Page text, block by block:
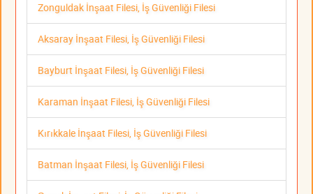
Zonguldak İnşaat Filesi, İş Güvenliği Filesi
Aksaray İnşaat Filesi, İş Güvenliği Filesi
Bayburt İnşaat Filesi, İş Güvenliği Filesi
Karaman İnşaat Filesi, İş Güvenliği Filesi
Kırıkkale İnşaat Filesi, İş Güvenliği Filesi
Batman İnşaat Filesi, İş Güvenliği Filesi